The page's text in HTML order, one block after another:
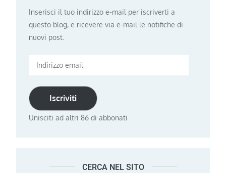
Inserisci il tuo indirizzo e-mail per iscriverti a
questo blog, e ricevere via e-mail le notifiche di
nuovi post.
Indirizzo
Iscriviti
Unisciti ad altri 86 di abbonati
CERCA NEL SITO